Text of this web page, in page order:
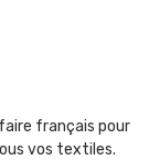
français pour
vos textiles.